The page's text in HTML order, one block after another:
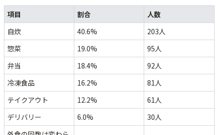
項目 割合
人数
自炊
40.6%
203人
惣菜
19.0%
95人
弁当
18.4%
92人
冷凍食品
16.2%
81人
テイクアウト
12.2%
61人
デリバリー
6.0%
30人